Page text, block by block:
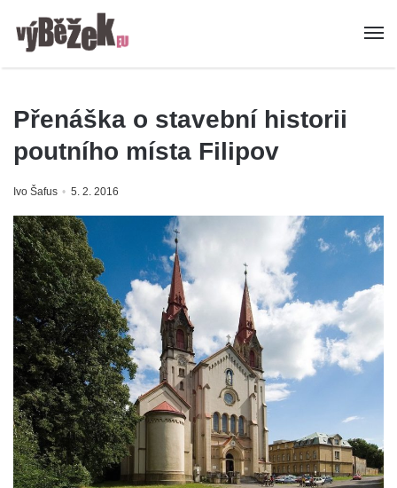
Přenáška o stavební historii
poutního místa Filipov
Ivo Šafus 5. 2. 2016